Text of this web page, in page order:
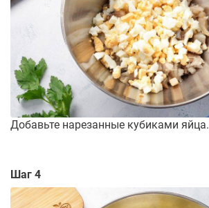
Добавьте нарезанные кубиками яйца.
Шаг 4